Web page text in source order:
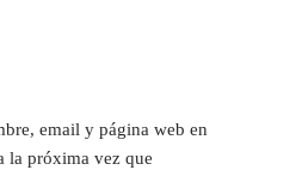
email y página web en
la próxima vez que